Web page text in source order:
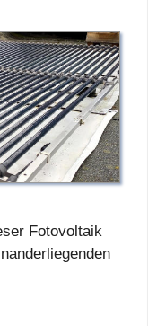
Fotovoltaik